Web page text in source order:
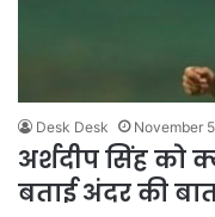
Desk Desk November
अर्शदीप सिंह को
बताई अंदर की